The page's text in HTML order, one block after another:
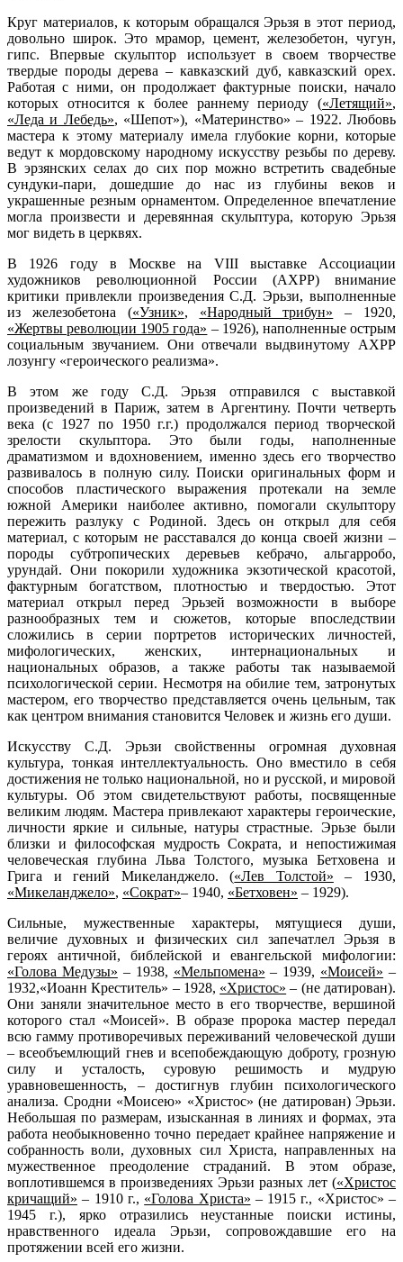
Круг материалов, к которым обращался Эрьзя в этот период,
довольно широк. Это мрамор, цемент, железобетон, чугун,
гипс. Впервые скульптор использует в своем творчестве
твердые породы дерева – кавказский дуб, кавказский орех.
Работая с ними, он продолжает фактурные поиски, начало
которых относится к более раннему периоду («Летящий»,
«Леда и Лебедь», «Шепот»), «Материнство» – 1922. Любовь
мастера к этому материалу имела глубокие корни, которые
ведут к мордовскому народному искусству резьбы по дереву.
В эрзянских селах до сих пор можно встретить свадебные
сундуки-пари, дошедшие до нас из глубины веков и
украшенные резным орнаментом. Определенное впечатление
могла произвести и деревянная скульптура, которую Эрьзя
мог видеть в церквях.
В 1926 году в Москве на VIII выставке Ассоциации
художников революционной России (АХРР) внимание
критики привлекли произведения С.Д. Эрьзи, выполненные
из железобетона («Узник», «Народный трибун» – 1920,
«Жертвы революции 1905 года» – 1926), наполненные острым
социальным звучанием. Они отвечали выдвинутому АХРР
лозунгу «героического реализма».
В этом же году С.Д. Эрьзя отправился с выставкой
произведений в Париж, затем в Аргентину. Почти четверть
века (с 1927 по 1950 г.г.) продолжался период творческой
зрелости скульптора. Это были годы, наполненные
драматизмом и вдохновением, именно здесь его творчество
развивалось в полную силу. Поиски оригинальных форм и
способов пластического выражения протекали на земле
южной Америки наиболее активно, помогали скульптору
пережить разлуку с Родиной. Здесь он открыл для себя
материал, с которым не расставался до конца своей жизни –
породы субтропических деревьев кебрачо, альгарробо,
урундай. Они покорили художника экзотической красотой,
фактурным богатством, плотностью и твердостью. Этот
материал открыл перед Эрьзей возможности в выборе
разнообразных тем и сюжетов, которые впоследствии
сложились в серии портретов исторических личностей,
мифологических, женских, интернациональных и
национальных образов, а также работы так называемой
психологической серии. Несмотря на обилие тем, затронутых
мастером, его творчество представляется очень цельным, так
как центром внимания становится Человек и жизнь его души.
Искусству С.Д. Эрьзи свойственны огромная духовная
культура, тонкая интеллектуальность. Оно вместило в себя
достижения не только национальной, но и русской, и мировой
культуры. Об этом свидетельствуют работы, посвященные
великим людям. Мастера привлекают характеры героические,
личности яркие и сильные, натуры страстные. Эрьзе были
близки и философская мудрость Сократа, и непостижимая
человеческая глубина Льва Толстого, музыка Бетховена и
Грига и гений Микеланджело. («Лев Толстой» – 1930,
«Микеланджело», «Сократ»– 1940, «Бетховен» – 1929).
Сильные, мужественные характеры, мятущиеся души,
величие духовных и физических сил запечатлел Эрьзя в
героях античной, библейской и евангельской мифологии:
«Голова Медузы» – 1938, «Мельпомена» – 1939, «Моисей» –
1932,«Иоанн Креститель» – 1928, «Христос» – (не датирован).
Они заняли значительное место в его творчестве, вершиной
которого стал «Моисей». В образе пророка мастер передал
всю гамму противоречивых переживаний человеческой души
– всеобъемлющий гнев и всепобеждающую доброту, грозную
силу и усталость, суровую решимость и мудрую
уравновешенность, – достигнув глубин психологического
анализа. Сродни «Моисею» «Христос» (не датирован) Эрьзи.
Небольшая по размерам, изысканная в линиях и формах, эта
работа необыкновенно точно передает крайнее напряжение и
собранность воли, духовных сил Христа, направленных на
мужественное преодоление страданий. В этом образе,
воплотившемся в произведениях Эрьзи разных лет («Христос
кричащий» – 1910 г., «Голова Христа» – 1915 г., «Христос» –
1945 г.), ярко отразились неустанные поиски истины,
нравственного идеала Эрьзи, сопровождавшие его на
протяжении всей его жизни.